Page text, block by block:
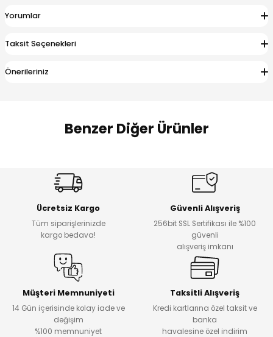
Yorumlar
Taksit Seçenekleri
Önerileriniz
Benzer Diğer Ürünler
Puba Unisex Kot 3’lü Takım
₺ 1.550
Urban Kız Çocuk Süveterli Tunik Gömlek
Tivon Kız Çocuk 3’lü Takım
₺ 2.340
Ücretsiz Kargo
Tüm siparişlerinizde
kargo bedava!
Güvenli Alışveriş
256bit SSL Sertifikası ile %100
güvenli
alışveriş imkanı
Müşteri Memnuniyeti
14 Gün içerisinde kolay iade ve
değişim
%100 memnuniyet
Taksitli Alışveriş
Kredi kartlarına özel taksit ve
banka
havalesine özel indirim
ve Taç